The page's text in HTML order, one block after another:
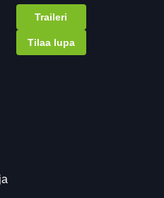
Traileri
Tilaa lupa